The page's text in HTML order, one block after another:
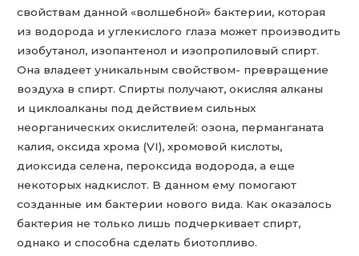
свойствам данной «волшебной» бактерии, которая
из водорода и углекислого глаза может производить
изобутанол, изопантенол и изопропиловый спирт.
Она владеет уникальным свойством- превращение
воздуха в спирт. Спирты получают, окисляя алканы
и циклоалканы под действием сильных
неорганических окислителей: озона, перманганата
калия, оксида хрома (VI), хромовой кислоты,
диоксида селена, пероксида водорода, а еще
некоторых надкислот. В данном ему помогают
созданные им бактерии нового вида. Как оказалось
бактерия не только лишь подчеркивает спирт,
однако и способна сделать биотопливо.